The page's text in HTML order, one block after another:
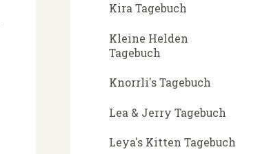
Kira Tagebuch
Kleine Helden
Tagebuch
Knorrli's Tagebuch
Lea & Jerry Tagebuch
Leya's Kitten Tagebuch